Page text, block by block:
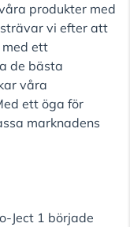
produkter med
vi efter att
ett
de bästa
våra
ett öga för
marknadens
Ject 1 började